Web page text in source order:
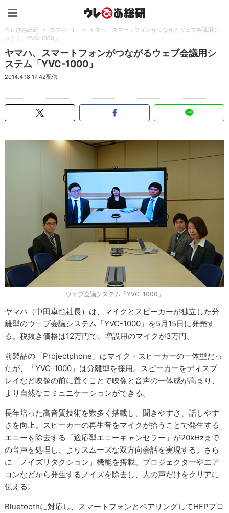
ウレぴあ総研 > スマホ・IT >
ヤマハ、スマートフォンがつながるウェブ会議用シ
ステム「YVC-1000」
ヤマハ、スマートフォンがつながるウェブ会議用シ
ステム「YVC-1000」
2014.4.18 17:42配信
ウェブ会議システム「YVC-1000」
ヤマハ（中田卓也社長）は、マイクとスピーカーが独立した分
離型のウェブ会議システム「YVC-1000」を5月15日に発売す
る。税抜き価格は12万円で、増設用のマイクが3万円。
前製品の「Projectphone」はマイク・スピーカーの一体型だっ
たが、「YVC-1000」は分離型を採用。スピーカーをディスプ
レイなど映像の前に置くことで映像と音声の一体感が高まり、
より自然なコミュニケーションができる。
長年培った高音質技術を数多く搭載し、聞きやすさ、話しやす
さを向上。スピーカーの再生音をマイクが拾うことで発生する
エコーを除去する「適応型エコーキャンセラー」が20kHzまで
の音声を処理し、よりスムーズな双方向会話を実現する。さら
に「ノイズリダクション」機能を搭載。プロジェクターやエア
コンなどから発生するノイズを除去し、人の声だけをクリアに
伝える。
Bluetoothに対応し、スマートフォンとペアリングしてHFPプロ